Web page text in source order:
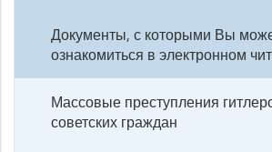
Документы, с которыми Вы
ознакомиться в электронном
Массовые преступления
советских граждан